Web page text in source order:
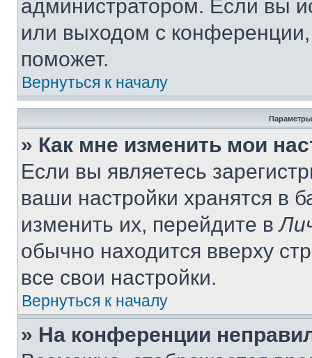
администратором. Если вы
или выходом с
поможет.
Вернуться к началу
Параметры
» Как мне изменить мои
Если вы являетесь
ваши настройки хранятся в
изменить их, перейдите в
обычно находится вверху
все свои настройки.
Вернуться к началу
» На конференции